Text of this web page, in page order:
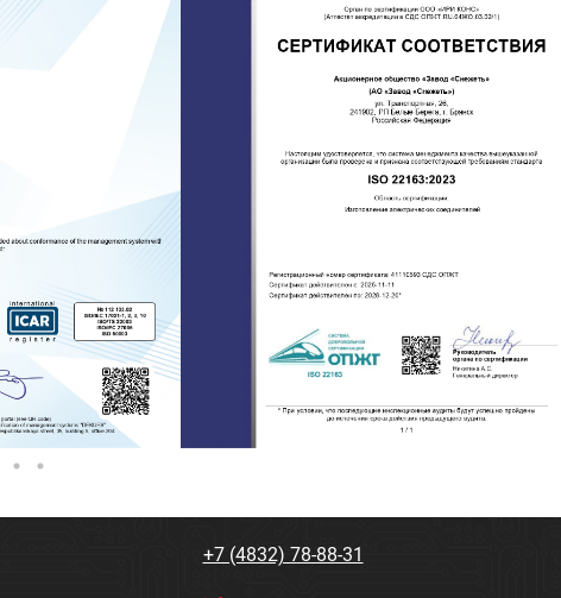
+7 (4832) 78-88-31